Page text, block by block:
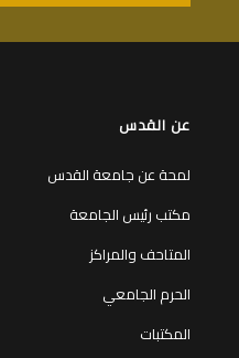
عن القدس
لمحة عن جامعة القدس
مكتب رئيس الجامعة
المتاحف والمراكز
الحرم الجامعي
المكتبات